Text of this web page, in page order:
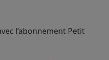
l’abonnement Petit